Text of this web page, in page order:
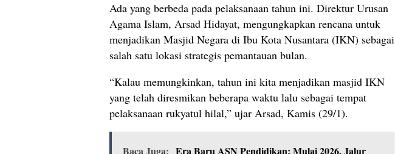
Ada yang berbeda pada pelaksanaan tahun ini. Direktur Urusan
Agama Islam, Arsad Hidayat, mengungkapkan rencana untuk
menjadikan Masjid Negara di Ibu Kota Nusantara (IKN) sebagai
salah satu lokasi strategis pemantauan bulan.
“Kalau memungkinkan, tahun ini kita menjadikan masjid IKN
yang telah diresmikan beberapa waktu lalu sebagai tempat
pelaksanaan rukyatul hilal,” ujar Arsad, Kamis (29/1).
Baca Juga: Era Baru ASN Pendidikan: Mulai 2026, Jalur